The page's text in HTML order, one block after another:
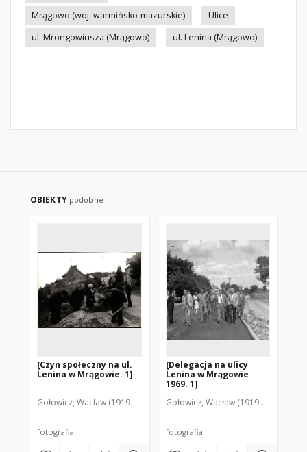
Mrągowo (woj. warmińsko-mazurskie)
Ulice
ul. Mrongowiusza (Mrągowo)
ul. Lenina (Mrągowo)
OBIEKTY podobne
[Czyn społeczny na ul.
Lenina w Mrągowie. 1]
Gołowicz, Wacław (1919-1983). Fot.
fotografia
[Delegacja na ulicy
Lenina w Mrągowie
1969. 1]
Gołowicz, Wacław (1919-1983). Fot.
fotografia